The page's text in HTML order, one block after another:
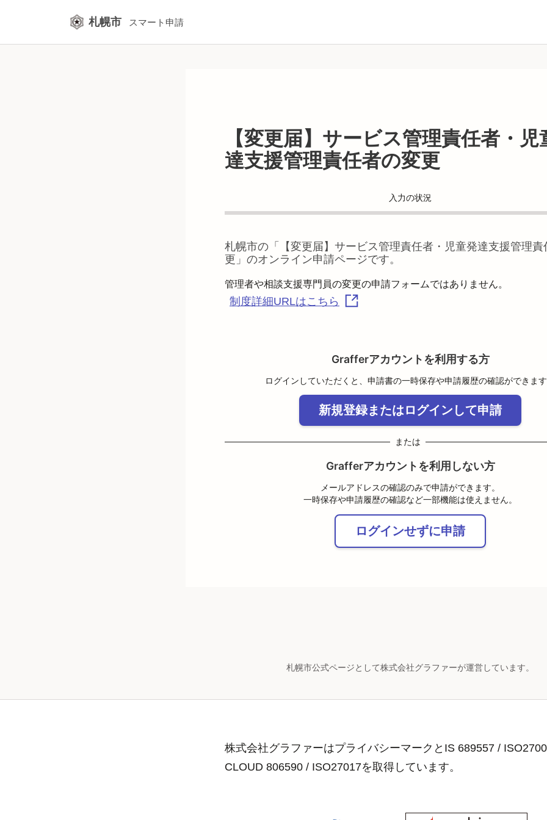
札幌市 スマート申請
【変更届】サービス管理責任者・児
達支援管理責任者の変更
入力の状況
札幌市の「
【変更届】サービス管理責任者・児童発達支援管理
更 」のオンライン申請ページです。
制度詳細URLはこちら
Grafferアカウントを利用する方
ログインしていただくと、申請書の一時保存や申請履歴の確認ができま
新規登録またはログインして申請
または
Grafferアカウントを利用しない方
メールアドレスの確認のみで申請ができます。
一時保存や申請履歴の確認など一部機能は使えません。
ログインせずに申請
札幌市公式ページとして株式会社グラファーが運営しています。
株式会社グラファーはプライバシーマークとIS 689557 /
CLOUD 806590 / ISO27017を取得しています。